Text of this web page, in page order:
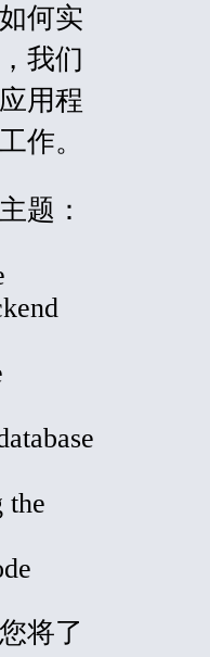
何实
我们
用程
作。
题：
the
将了